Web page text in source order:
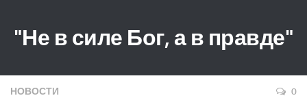
"Не в силе Бог, а в правде"
НОВОСТИ 0